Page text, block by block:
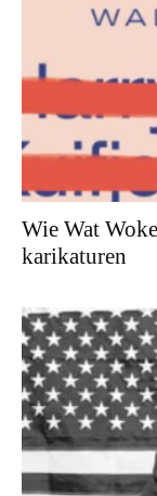
Wie Wat
karikaturen